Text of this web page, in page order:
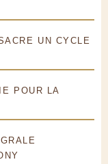
UN CYCLE
POUR LA